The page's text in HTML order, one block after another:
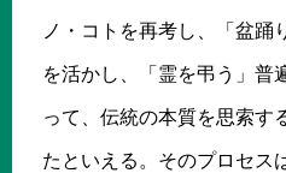
ノ・コトを再考し、「盆踊
を活かし、「霊を弔う」普
って、伝統の本質を思索す
たといえる。そのプロセス